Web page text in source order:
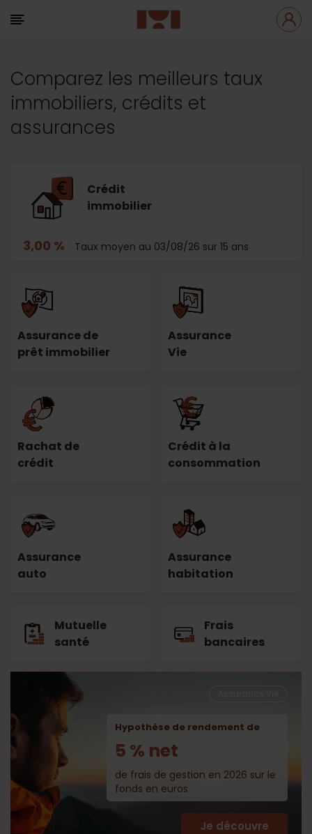
Comparez les meilleurs taux
immobiliers, crédits et
assurances
Crédit
immobilier
3,00 % Taux moyen au 03/08/26 sur 15 ans
Assurance de
prêt immobilier
Assurance
Vie
Rachat de
crédit
Crédit à la
consommation
Assurance
auto
Assurance
habitation
Mutuelle
santé
Frais
bancaires
Hypothèse de rendement de
5 % net
de frais de gestion en 2026 sur le
fonds en euros
Je découvre